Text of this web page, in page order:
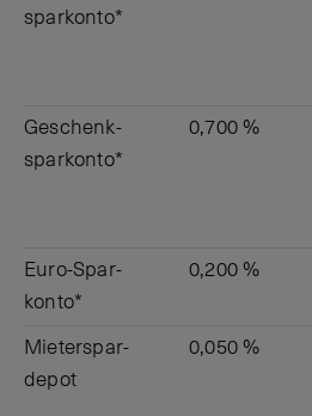
sparkonto*
Geschenk­
sparkonto*
0,700 %
Euro-­Spar­
konto*
0,200 %
Mieter­spar­
depot
0,050 %